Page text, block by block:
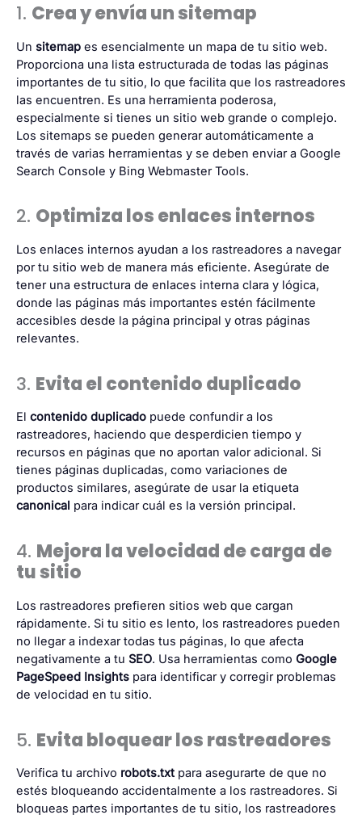
1. Crea y envía un sitemap
Un sitemap es esencialmente un mapa de tu sitio web.
Proporciona una lista estructurada de todas las páginas
importantes de tu sitio, lo que facilita que los rastreadores
las encuentren. Es una herramienta poderosa,
especialmente si tienes un sitio web grande o complejo.
Los sitemaps se pueden generar automáticamente a
través de varias herramientas y se deben enviar a Google
Search Console y Bing Webmaster Tools.
2. Optimiza los enlaces internos
Los enlaces internos ayudan a los rastreadores a navegar
por tu sitio web de manera más eficiente. Asegúrate de
tener una estructura de enlaces interna clara y lógica,
donde las páginas más importantes estén fácilmente
accesibles desde la página principal y otras páginas
relevantes.
3. Evita el contenido duplicado
El contenido duplicado puede confundir a los
rastreadores, haciendo que desperdicien tiempo y
recursos en páginas que no aportan valor adicional. Si
tienes páginas duplicadas, como variaciones de
productos similares, asegúrate de usar la etiqueta
canonical para indicar cuál es la versión principal.
4. Mejora la velocidad de carga de
tu sitio
Los rastreadores prefieren sitios web que cargan
rápidamente. Si tu sitio es lento, los rastreadores pueden
no llegar a indexar todas tus páginas, lo que afecta
negativamente a tu SEO. Usa herramientas como Google
PageSpeed Insights para identificar y corregir problemas
de velocidad en tu sitio.
5. Evita bloquear los rastreadores
Verifica tu archivo robots.txt para asegurarte de que no
estés bloqueando accidentalmente a los rastreadores. Si
bloqueas partes importantes de tu sitio, los rastreadores